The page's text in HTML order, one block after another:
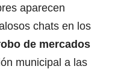
aparecen
chats en los
de mercados
municipal a las